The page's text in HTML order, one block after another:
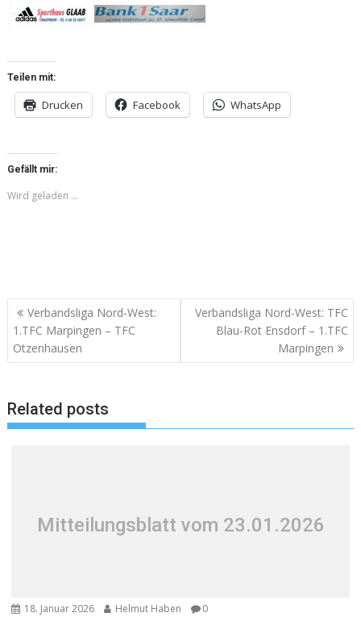
Teilen mit:
Drucken Facebook WhatsApp
Gefällt mir:
Wird geladen …
Beitragsnavigation
Verbandsliga Nord-West:
1.TFC Marpingen – TFC
Otzenhausen
Verbandsliga Nord-West: TFC
Blau-Rot Ensdorf – 1.TFC
Marpingen
Related posts
Mitteilungsblatt vom 23.01.2026
18. Januar 2026 Helmut Haben 0